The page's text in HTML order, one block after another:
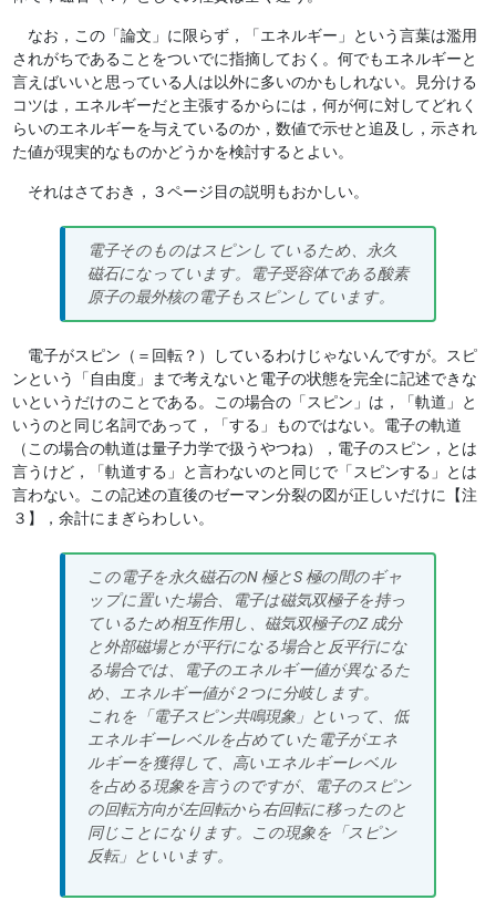
なお，この「論文」に限らず，「エネルギー」という言葉は濫用
されがちであることをついでに指摘しておく。何でもエネルギーと
言えばいいと思っている人は以外に多いのかもしれない。見分ける
コツは，エネルギーだと主張するからには，何が何に対してどれく
らいのエネルギーを与えているのか，数値で示せと追及し，示され
た値が現実的なものかどうかを検討するとよい。
それはさておき，３ページ目の説明もおかしい。
電子そのものはスピンしているため、永久
磁石になっています。電子受容体である酸素
原子の最外核の電子もスピンしています。
電子がスピン（＝回転？）しているわけじゃないんですが。スピ
ンという「自由度」まで考えないと電子の状態を完全に記述できな
いというだけのことである。この場合の「スピン」は，「軌道」と
いうのと同じ名詞であって，「する」ものではない。電子の軌道
（この場合の軌道は量子力学で扱うやつね），電子のスピン，とは
言うけど，「軌道する」と言わないのと同じで「スピンする」とは
言わない。この記述の直後のゼーマン分裂の図が正しいだけに【注
３】，余計にまぎらわしい。
この電子を永久磁石のN 極とS 極の間のギャ
ップに置いた場合、電子は磁気双極子を持っ
ているため相互作用し、磁気双極子のZ 成分
と外部磁場とが平行になる場合と反平行にな
る場合では、電子のエネルギー値が異なるた
め、エネルギー値が２つに分岐します。
これを「電子スピン共鳴現象」といって、低
エネルギーレベルを占めていた電子がエネ
ルギーを獲得して、高いエネルギーレベル
を占める現象を言うのですが、電子のスピン
の回転方向が左回転から右回転に移ったのと
同じことになります。この現象を「スピン
反転」といいます。